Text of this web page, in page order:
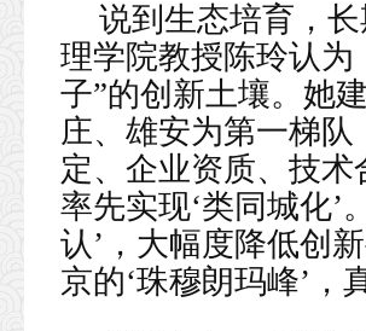
说到生态培育，
理学院教授陈玲认
子”的创新土壤。她
庄、雄安为第一梯
定、企业资质、技术
率先实现‘类同城化’
认’，大幅度降低创
京的‘珠穆朗玛峰’，